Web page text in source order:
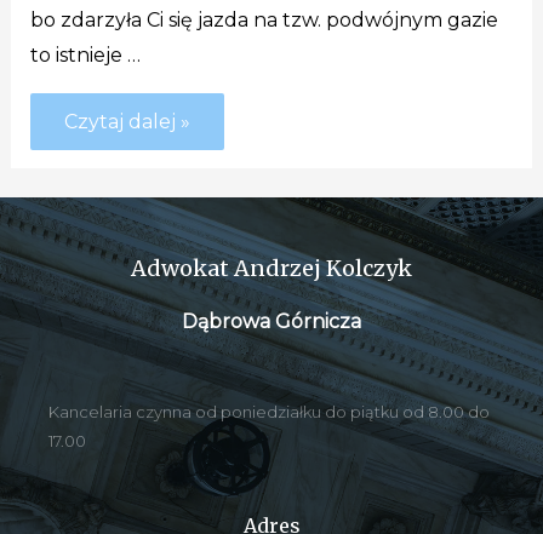
bo zdarzyła Ci się jazda na tzw. podwójnym gazie
to istnieje …
Czytaj dalej »
Adwokat Andrzej Kolczyk
Dąbrowa Górnicza
Kancelaria czynna od poniedziałku do piątku od 8.00 do
17.00
Adres